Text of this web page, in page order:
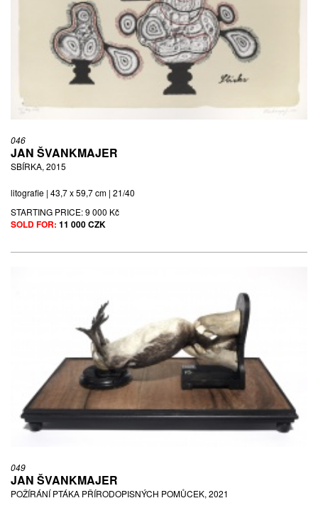
046
JAN ŠVANKMAJER
SBÍRKA, 2015
litografie | 43,7 x 59,7 cm | 21/40
STARTING PRICE:9 000 Kč
SOLD FOR: 11 000 CZK
049
JAN ŠVANKMAJER
POŽÍRÁNÍ PTÁKA PŘÍRODOPISNÝCH POMŮCEK, 2021